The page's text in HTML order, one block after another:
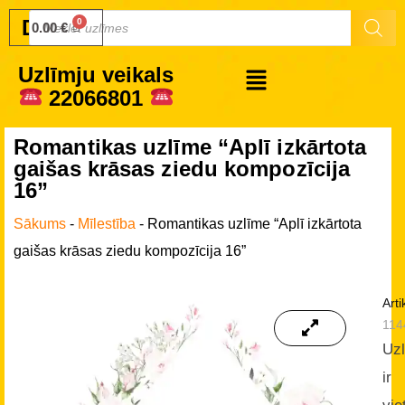
Druku.lv
0.00€
Uzlīmju veikals
22066801
Romantikas uzlīme “Aplī izkārtota
gaišas krāsas ziedu kompozīcija
16”
Sākums - Mīlestība - Romantikas uzlīme “Aplī izkārtota
gaišas krāsas ziedu kompozīcija 16”
ir